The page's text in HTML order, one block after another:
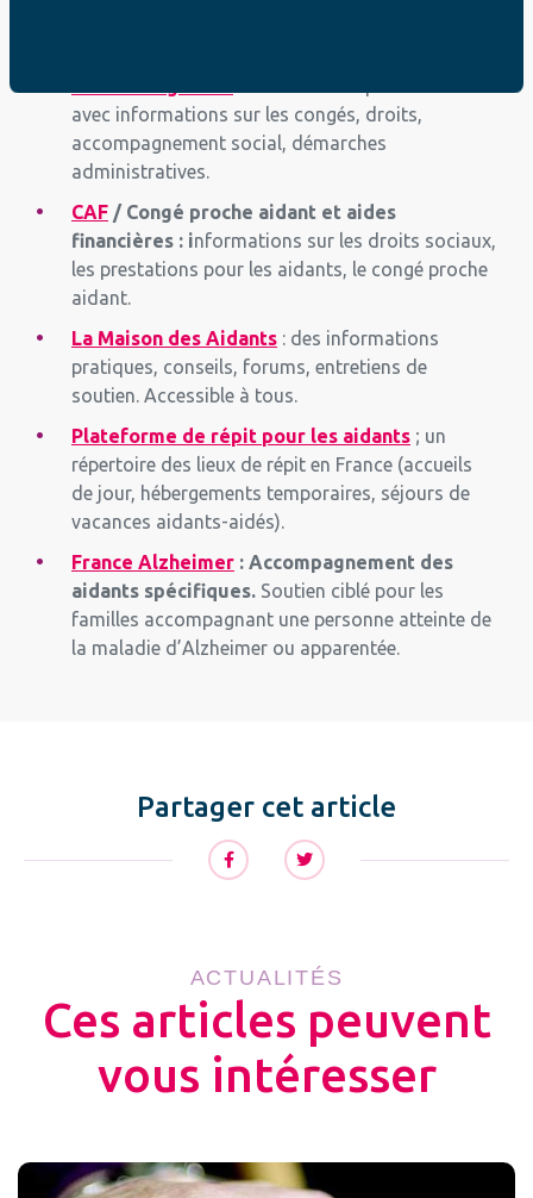
avec informations sur les congés, droits,
accompagnement social, démarches
administratives.
CAF / Congé proche aidant et aides
financières : informations sur les droits sociaux,
les prestations pour les aidants, le congé proche
aidant.
La Maison des Aidants : des informations
pratiques, conseils, forums, entretiens de
soutien. Accessible à tous.
Plateforme de répit pour les aidants ; un
répertoire des lieux de répit en France (accueils
de jour, hébergements temporaires, séjours de
vacances aidants-aidés).
France Alzheimer : Accompagnement des
aidants spécifiques. Soutien ciblé pour les
familles accompagnant une personne atteinte de
la maladie d’Alzheimer ou apparentée.
Partager cet article
ACTUALITÉS
Ces articles peuvent
vous intéresser